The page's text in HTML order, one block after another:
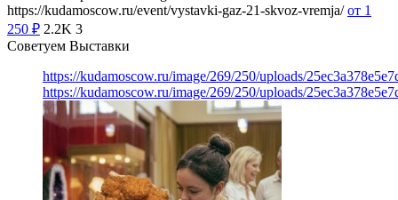
https://kudamoscow.ru/event/vystavki-gaz-21-skvoz-vremja/ от 1
250 ₽ 2.2K 3
Советуем Выставки
https://kudamoscow.ru/image/269/250/uploads/
https://kudamoscow.ru/image/269/250/uploads/